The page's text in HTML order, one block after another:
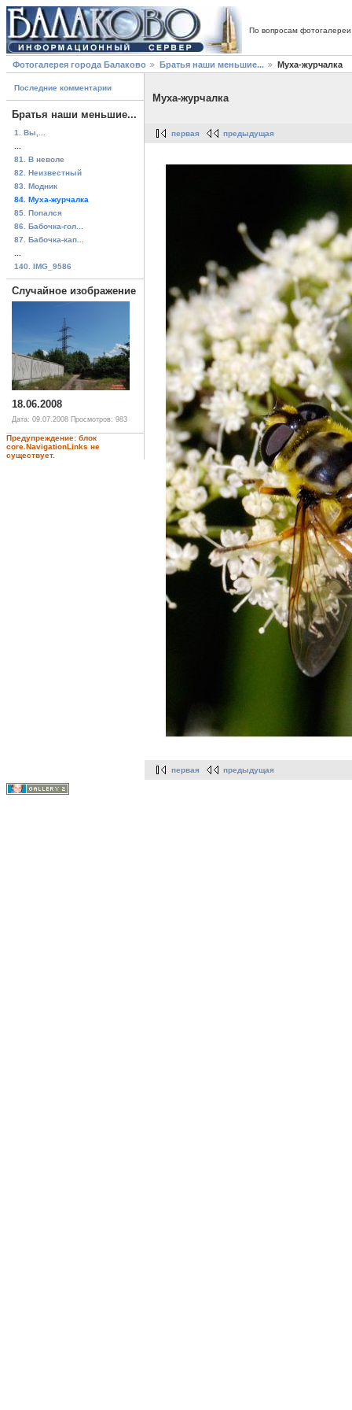
По вопросам
Фотогалерея города Балаково Братья наши меньшие... Муха-журчалка
Последние комментарии
Братья наши меньшие...
1. Вы,...
81. В неволе
82. Неизвестный
83. Модник
84. Муха-журчалка
85. Попался
86. Бабочка-гол...
87. Бабочка-кап...
140. IMG_9586
Случайное изображение
18.06.2008
Дата: 09.07.2008 Просмотров: 983
Предупреждение: блок
core.NavigationLinks не
существует.
Муха-журчалка
первая предыдущая
первая предыдущая